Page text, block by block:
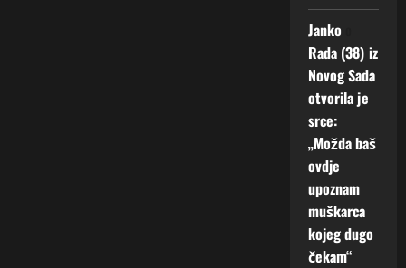
Janko
Rada (38) iz
Novog Sada
otvorila je
srce:
„Možda baš
ovdje
upoznam
muškarca
kojeg dugo
čekam“